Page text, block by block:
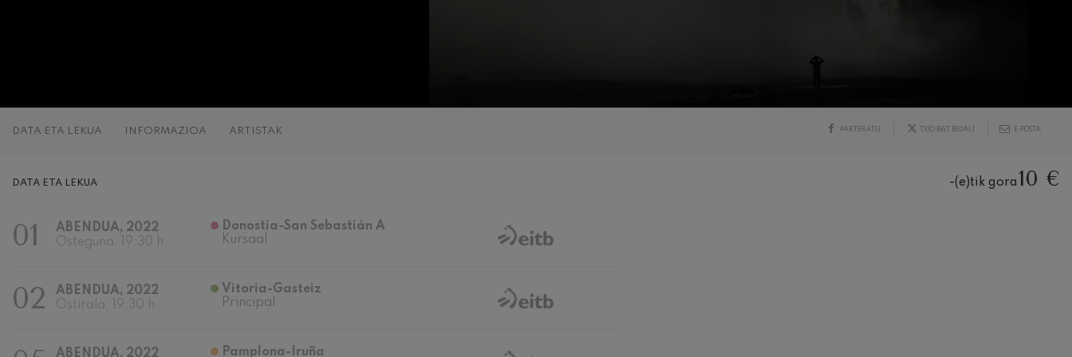
DATA ETA LEKUA INFORMAZIOA ARTISTAK PARTEKATU TXIO BAT BIDALI E-POSTA
DATA ETA LEKUA
01
ABENDUA, 2022
Osteguna, 19:30 h.
Donostia-San Sebastián A
Kursaal
02
ABENDUA, 2022
Ostirala, 19:30 h.
Vitoria-Gasteiz
Principal
ABENDUA, 2022
Pamplona-Iruña
-(e)tik gora10 €
J. C. Arriaga: Los esclavos felices. Obertura
El cant dels ocells
Franz Schmidt
Franz Schubert